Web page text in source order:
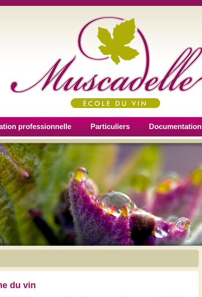
professionnelle Particuliers Documentation
du vin